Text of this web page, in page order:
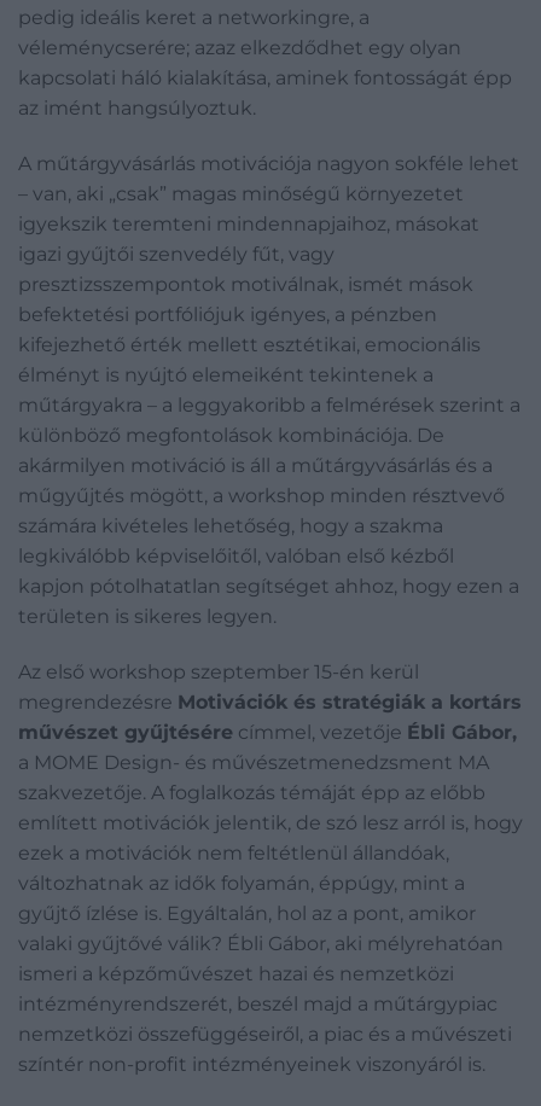
pedig ideális keret a networkingre, a
véleménycserére; azaz elkezdődhet egy olyan
kapcsolati háló kialakítása, aminek fontosságát épp
az imént hangsúlyoztuk.
A műtárgyvásárlás motivációja nagyon sokféle lehet
– van, aki „csak” magas minőségű környezetet
igyekszik teremteni mindennapjaihoz, másokat
igazi gyűjtői szenvedély fűt, vagy
presztizsszempontok motiválnak, ismét mások
befektetési portfóliójuk igényes, a pénzben
kifejezhető érték mellett esztétikai, emocionális
élményt is nyújtó elemeiként tekintenek a
műtárgyakra – a leggyakoribb a felmérések szerint a
különböző megfontolások kombinációja. De
akármilyen motiváció is áll a műtárgyvásárlás és a
műgyűjtés mögött, a workshop minden résztvevő
számára kivételes lehetőség, hogy a szakma
legkiválóbb képviselőitől, valóban első kézből
kapjon pótolhatatlan segítséget ahhoz, hogy ezen a
területen is sikeres legyen.
Az első workshop szeptember 15-én kerül
megrendezésre Motivációk és stratégiák a kortárs
művészet gyűjtésére címmel, vezetője Ébli Gábor,
a MOME Design- és művészetmenedzsment MA
szakvezetője. A foglalkozás témáját épp az előbb
említett motivációk jelentik, de szó lesz arról is, hogy
ezek a motivációk nem feltétlenül állandóak,
változhatnak az idők folyamán, éppúgy, mint a
gyűjtő ízlése is. Egyáltalán, hol az a pont, amikor
valaki gyűjtővé válik? Ébli Gábor, aki mélyrehatóan
ismeri a képzőművészet hazai és nemzetközi
intézményrendszerét, beszél majd a műtárgypiac
nemzetközi összefüggéseiről, a piac és a művészeti
színtér non-profit intézményeinek viszonyáról is.